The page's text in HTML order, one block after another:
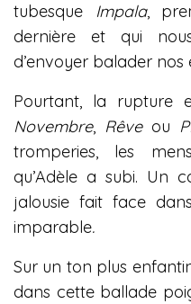
tubesque Impala,
dernière et qui
d’envoyer balader nos
Pourtant, la rupture
Novembre, Rêveou
tromperies, les
qu’Adèle a subi. Un
jalousie fait face
imparable.
Sur un ton plus
dans cette ballade